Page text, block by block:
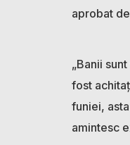
aprobat
„Banii
fost
funiei,
amintesc